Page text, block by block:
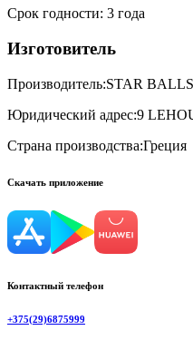
Срок годности: 3 года
Изготовитель
Производитель:STAR
Юридический адрес:9
Страна производства:Греция
Скачать приложение
Контактный телефон
+375(29)6875999